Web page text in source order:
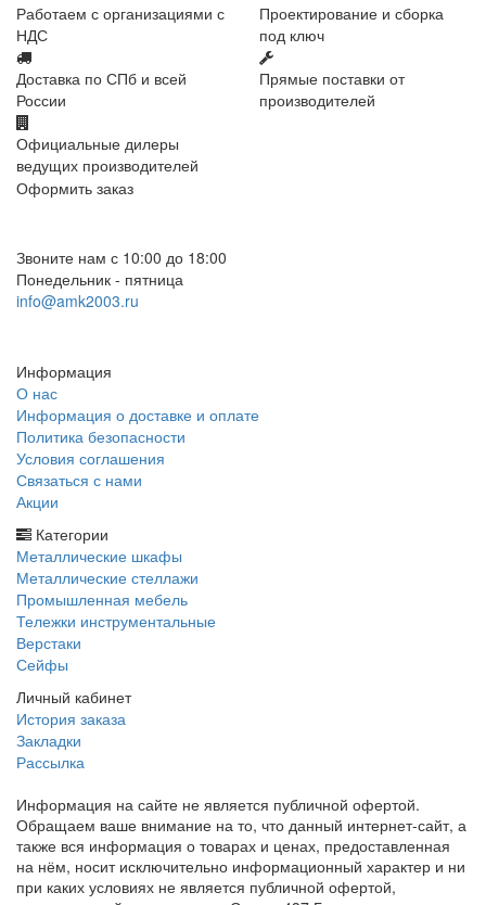
Работаем с организациями с
НДС
Проектирование и сборка
под ключ
Доставка по СПб и всей
России
Прямые поставки от
производителей
Официальные дилеры
ведущих производителей
Оформить заказ
Звоните нам с 10:00 до 18:00
Понедельник - пятница
info@amk2003.ru
Информация
О нас
Информация о доставке и оплате
Политика безопасности
Условия соглашения
Связаться с нами
Акции
Категории
Металлические шкафы
Металлические стеллажи
Промышленная мебель
Тележки инструментальные
Верстаки
Сейфы
Личный кабинет
История заказа
Закладки
Рассылка
Информация на сайте не является публичной офертой.
Обращаем ваше внимание на то, что данный интернет-сайт, а
также вся информация о товарах и ценах, предоставленная
на нём, носит исключительно информационный характер и ни
при каких условиях не является публичной офертой,